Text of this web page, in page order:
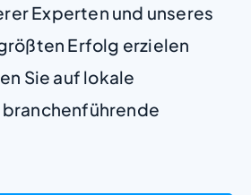
Experten und unseres
Erfolg erzielen
Sie auf lokale